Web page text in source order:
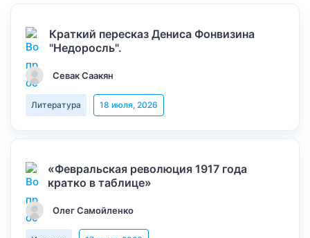
Краткий пересказ Дениса Фонвизина
"Недоросль".
Севак Саакян
Литература 18 июля, 2026
«Февральская революция 1917 года
кратко в таблице»
Олег Самойленко